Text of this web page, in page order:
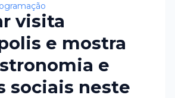
visita
e mostra
e
sociais neste